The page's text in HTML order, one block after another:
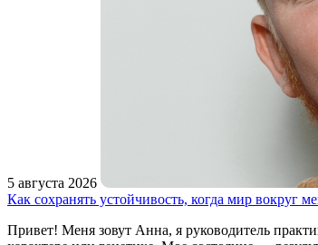
5 августа 2026
Как сохранять устойчивость, когда мир вокруг
Привет! Меня зовут Анна, я руководитель